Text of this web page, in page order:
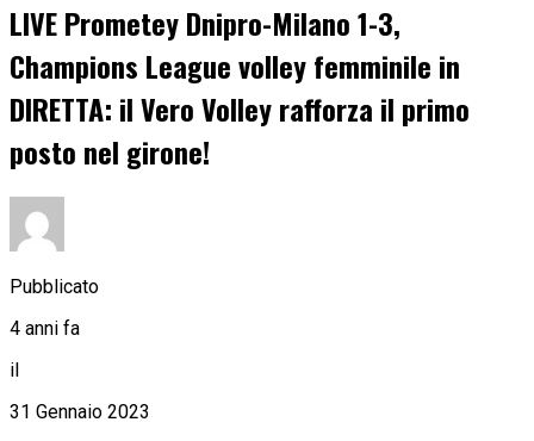
LIVE Prometey Dnipro-Milano 1-3,
Champions League volley femminile in
DIRETTA: il Vero Volley rafforza il primo
posto nel girone!
Pubblicato
4 anni fa
il
31 Gennaio 2023